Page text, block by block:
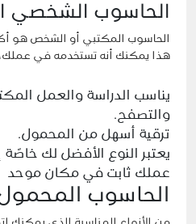
الحاسوب الشخصي
الحاسوب المكتبي أو الشخص هو
هذا يمكنك أنه تستخدمه في عملك،
يناسب الدراسة والعمل
والتصفح.
ترقية أسهل من المحمول.
يعتبر النوع الأفضل لك
عملك ثابت في مكان موحد
الحاسوب